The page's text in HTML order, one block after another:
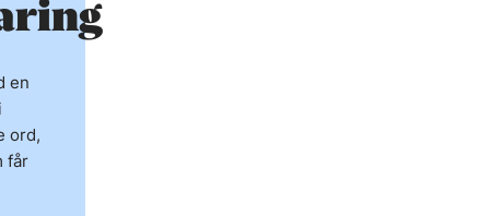
en
ord,
får